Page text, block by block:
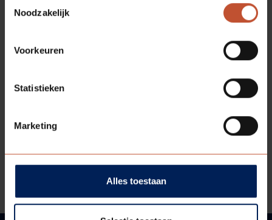
Noodzakelijk
Voorkeuren
Statistieken
Marketing
Alles toestaan
PAUMELLE
Bekijk model